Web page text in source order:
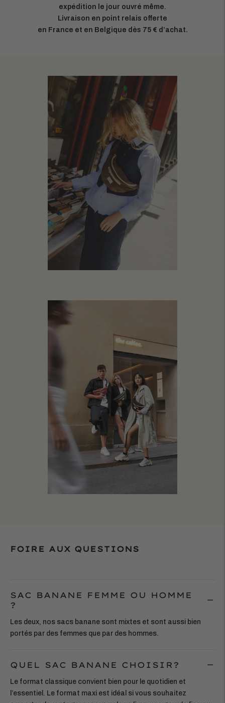
expédition le jour ouvré même.
Livraison en point relais offerte
en France et en Belgique dès 75 € d’achat.
FOIRE AUX QUESTIONS
SAC BANANE FEMME OU HOMME
?
Les deux, nos sacs banane sont mixtes et sont aussi bien
portés par des femmes que par des hommes.
QUEL SAC BANANE CHOISIR?
Le format classique convient bien pour le quotidien et
l’essentiel. Le format maxi est idéal si vous souhaitez